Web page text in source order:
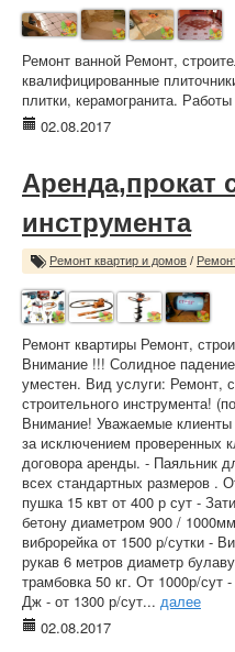
Ремонт ванной Ремонт,
квалифицированные
плитки, керамогранита.
02.08.2017
Аренда,прокат
инструмента
Ремонт квартир и домов /
Ремонт квартиры Ремонт,
Внимание !!! Солидное
уместен. Вид услуги: Ремонт,
строительного инструмента!
Внимание! Уважаемые клиенты
за исключением проверенных
договора аренды. - Паяльник
всех стандартных размеров .
пушка 15 квт от 400 р сут -
бетону диаметром 900 /
виброрейка от 1500 р/сутки -
рукав 6 метров диаметр
трамбовка 50 кг. От 1000р/
Дж - от 1300 р/сут... далее
02.08.2017